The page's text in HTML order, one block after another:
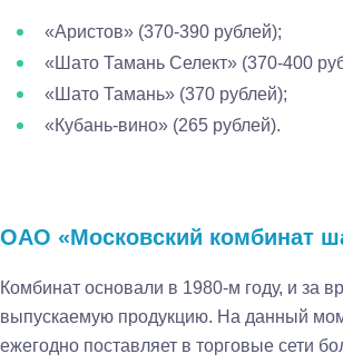
«Аристов» (370-390 рублей);
«Шато Тамань Селект» (370-400
«Шато Тамань» (370 рублей);
«Кубань-вино» (265 рублей).
ОАО «Московский комбинат
Комбинат основали в 1980-м году, и за
выпускаемую продукцию. На данный
ежегодно поставляет в торговые сети